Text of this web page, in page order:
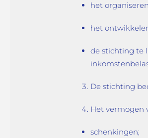
het
het
de stichting te
De stichting
Het vermogen
schenkingen;